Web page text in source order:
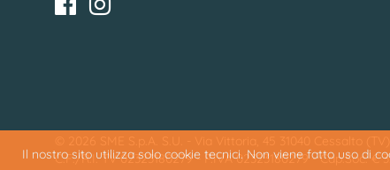
Il nostro sito utilizza solo cookie tecnici. Non viene fatto uso di
C.F./R.I. TV 02323180279 - P.IVA 02323180279 - Cap.Soc. €